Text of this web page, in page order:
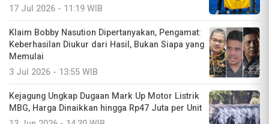
17 Jul 2026 - 11:19 WIB
Klaim Bobby Nasution Dipertanyakan, Pengamat:
Keberhasilan Diukur dari Hasil, Bukan Siapa yang
Memulai
3 Jul 2026 - 13:55 WIB
Kejagung Ungkap Dugaan Mark Up Motor Listrik
MBG, Harga Dinaikkan hingga Rp47 Juta per Unit